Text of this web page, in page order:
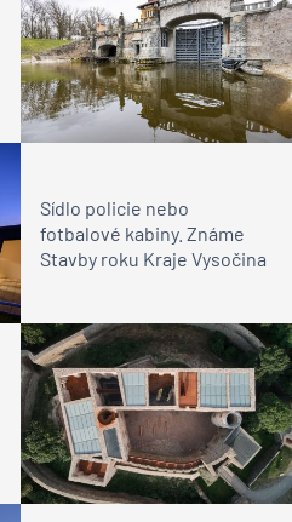
Sídlo policie nebo
fotbalové kabiny. Známe
Stavby roku Kraje Vysočina